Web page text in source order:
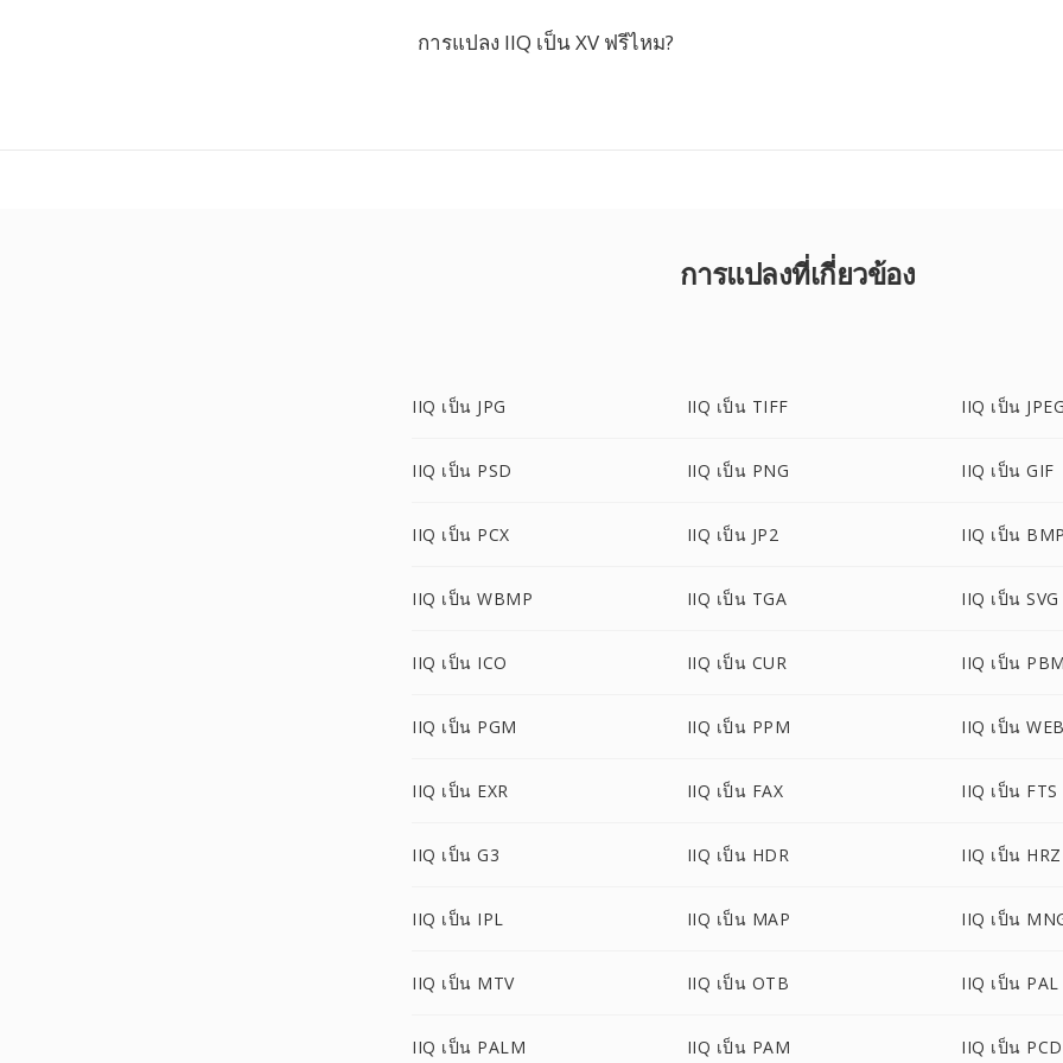
การแปลง IIQ เป็น XV ฟรีไหม?
การแปลงที่เกี่ยวข้อง
IIQ เป็น JPG IIQ เป็น TIFF IIQ เป็น
IIQ เป็น PSD IIQ เป็น PNG IIQ เป็น GIF
IIQ เป็น PCX IIQ เป็น JP2 IIQ เป็น
IIQ เป็น WBMP IIQ เป็น TGA IIQ เป็น SVG
IIQ เป็น ICO IIQ เป็น CUR IIQ เป็น
IIQ เป็น PGM IIQ เป็น PPM IIQ เป็น
IIQ เป็น EXR IIQ เป็น FAX IIQ เป็น FTS
IIQ เป็น G3 IIQ เป็น HDR IIQ เป็น HRZ
IIQ เป็น IPL IIQ เป็น MAP IIQ เป็น
IIQ เป็น MTV IIQ เป็น OTB IIQ เป็น PAL
IIQ เป็น PALM IIQ เป็น PAM IIQ เป็น PCD